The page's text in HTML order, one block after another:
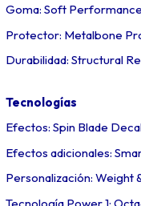
Goma: Soft
Protector: Metalbone
Durabilidad: Structural
Tecnologías
Efectos: Spin Blade
Efectos adicionales:
Personalización: Weight